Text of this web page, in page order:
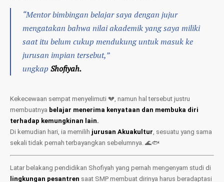
“Mentor bimbingan belajar saya dengan jujur
mengatakan bahwa nilai akademik yang saya miliki
saat itu belum cukup mendukung untuk masuk ke
jurusan impian tersebut,”
ungkap Shofiyah.
Kekecewaan sempat menyelimuti 💔, namun hal tersebut justru
membuatnya belajar menerima kenyataan dan membuka diri
terhadap kemungkinan lain.
Di kemudian hari, ia memilih jurusan Akuakultur, sesuatu yang sama
sekali tidak pernah terbayangkan sebelumnya. 🌊🐟
Latar belakang pendidikan Shofiyah yang pernah mengenyam studi di
lingkungan pesantren saat SMP membuat dirinya harus beradaptasi